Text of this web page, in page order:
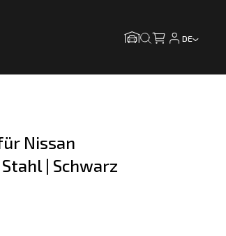
DE
Nissan
| Schwarz